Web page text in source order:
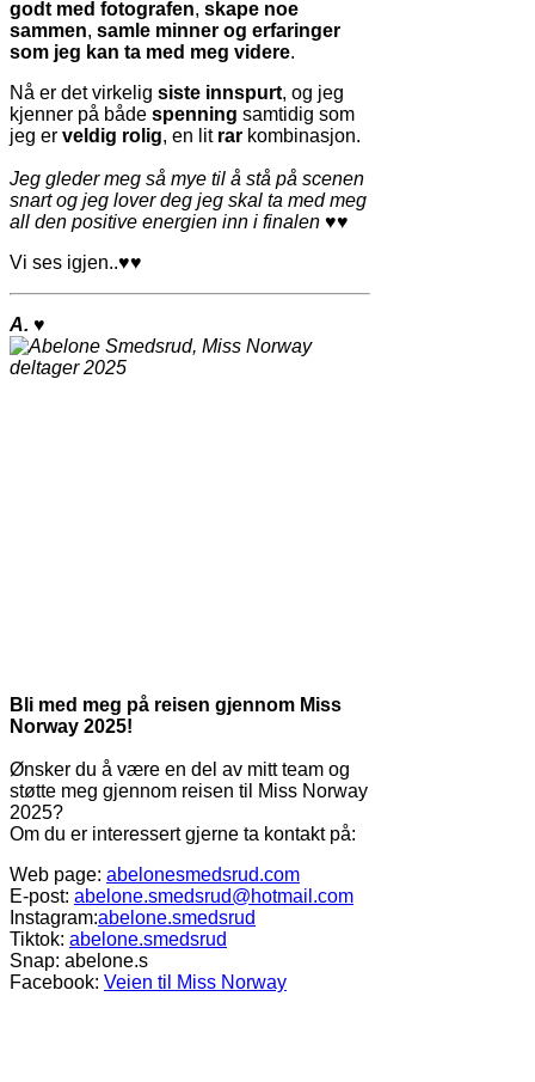
godt med fotografen, skape noe
sammen, samle minner og erfaringer
som jeg kan ta med meg videre.
Nå er det virkelig siste innspurt, og jeg
kjenner på både spenning samtidig som
jeg er veldig rolig, en lit rar kombinasjon.
Jeg gleder meg så mye til å stå på scenen
snart og jeg lover deg jeg skal ta med meg
all den positive energien inn i finalen ♥♥
Vi ses igjen..♥♥
A. ♥
Bli med meg på reisen gjennom Miss
Norway 2025!
Ønsker du å være en del av mitt team og
støtte meg gjennom reisen til Miss Norway
2025?
Om du er interessert gjerne ta kontakt på:
Web page: abelonesmedsrud.com
E-post: abelone.smedsrud@hotmail.com
Instagram:abelone.smedsrud
Tiktok: abelone.smedsrud
Snap: abelone.s
Facebook: Veien til Miss Norway